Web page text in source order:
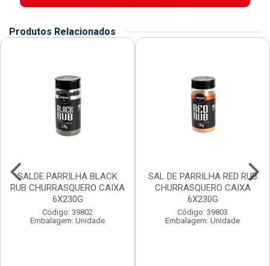
Produtos Relacionados
SALDE PARRILHA BLACK
RUB CHURRASQUERO CAIXA
6X230G
Código: 39802
Embalagem: Unidade
SAL DE PARRILHA RED RUB
CHURRASQUERO CAIXA
6X230G
Código: 39803
Embalagem: Unidade